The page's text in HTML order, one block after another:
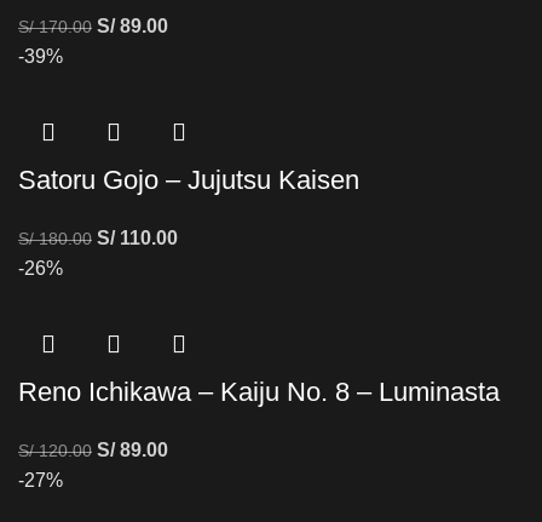
S/170.00 S/89.00
-39%
Satoru Gojo – Jujutsu Kaisen
S/180.00 S/110.00
-26%
Reno Ichikawa – Kaiju No. 8 – Luminasta
S/120.00 S/89.00
-27%